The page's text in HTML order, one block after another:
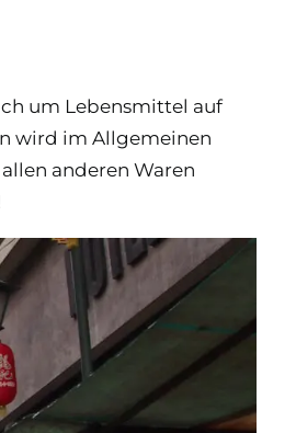
um Lebensmittel auf
wird im Allgemeinen
anderen Waren